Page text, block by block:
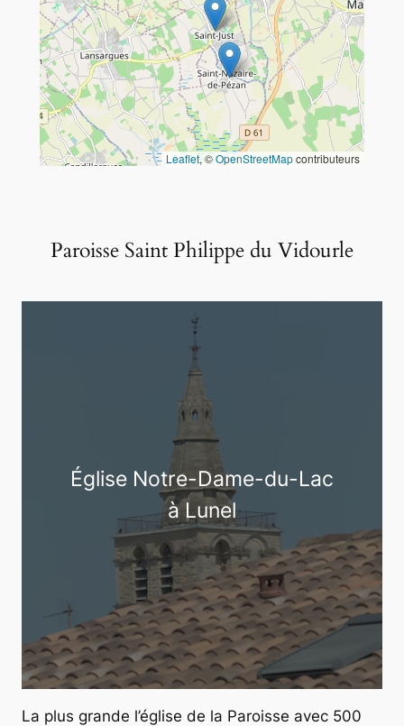
Leaflet, ©OpenStreetMapcontributeurs
Paroisse Saint Philippe du Vidourle
Église Notre-Dame-du-Lac
à Lunel
La plus grande l’église de la Paroisse avec 500